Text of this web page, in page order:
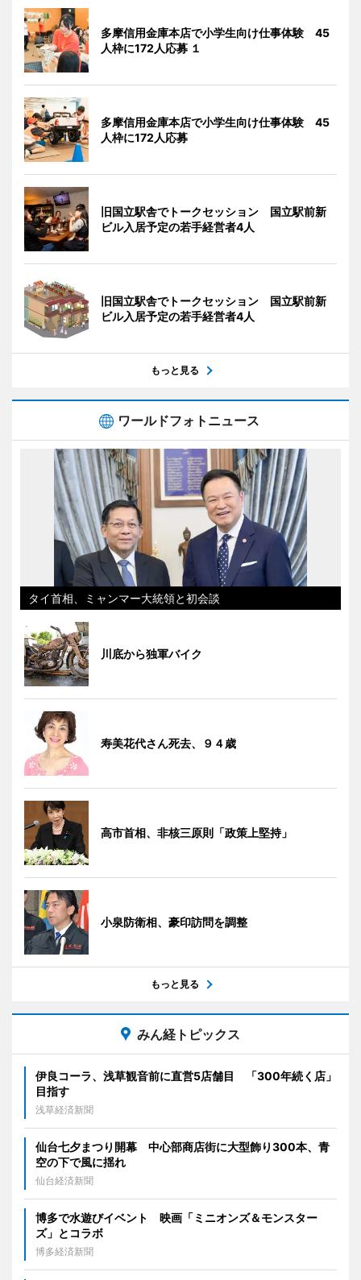
多摩信用金庫本店で小学生向け仕事体験 45
人枠に172人応募 １
多摩信用金庫本店で小学生向け仕事体験 45
人枠に172人応募
旧国立駅舎でトークセッション 国立駅前新
ビル入居予定の若手経営者4人
旧国立駅舎でトークセッション 国立駅前新
ビル入居予定の若手経営者4人
もっと見る
ワールドフォトニュース
タイ首相、ミャンマー大統領と初会談
川底から独軍バイク
寿美花代さん死去、９４歳
高市首相、非核三原則「政策上堅持」
小泉防衛相、豪印訪問を調整
もっと見る
みん経トピックス
伊良コーラ、浅草観音前に直営5店舗目 「300年続く店」
目指す
浅草経済新聞
仙台七夕まつり開幕 中心部商店街に大型飾り300本、青
空の下で風に揺れ
仙台経済新聞
博多で水遊びイベント 映画「ミニオンズ＆モンスター
ズ」とコラボ
博多経済新聞